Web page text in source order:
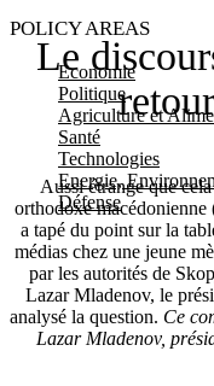
POLICY AREAS
Economie
Politique
Agriculture et
Santé
Technologies
Energie,
Défense
Le
Aussi étrange que
orthodoxe macédonienne
a tapé du point sur la
médias chez une jeune
par les autorités de
Lazar Mladenov, le
analysé la question. Ce
Lazar Mladenov,